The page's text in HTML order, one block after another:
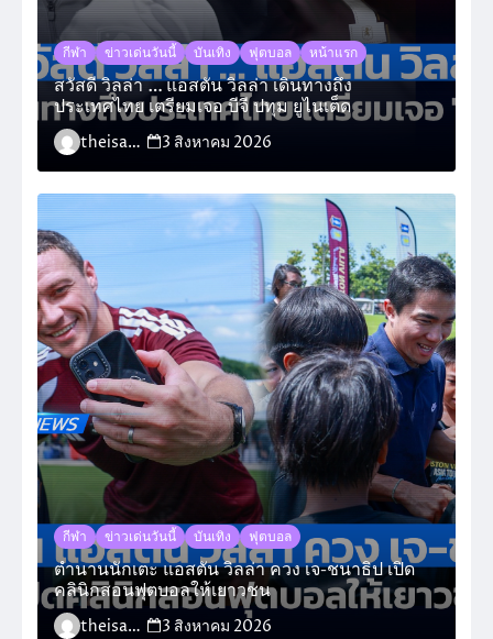
กีฬา ข่าวเด่นวันนี้ บันเทิง ฟุตบอล หน้าแรก
สวัสดี วิลล่า … แอสตัน วิลล่า เดินทางถึง
ประเทศไทย เตรียมเจอ บีจี ปทุม ยูไนเต็ด
theisara_admin 3 สิงหาคม 2026
กีฬา ข่าวเด่นวันนี้ บันเทิง ฟุตบอล
ตำนานนักเตะ แอสตัน วิลล่า ควง เจ-ชนาธิป เปิด
คลินิกสอนฟุตบอลให้เยาวชน
theisara_admin 3 สิงหาคม 2026